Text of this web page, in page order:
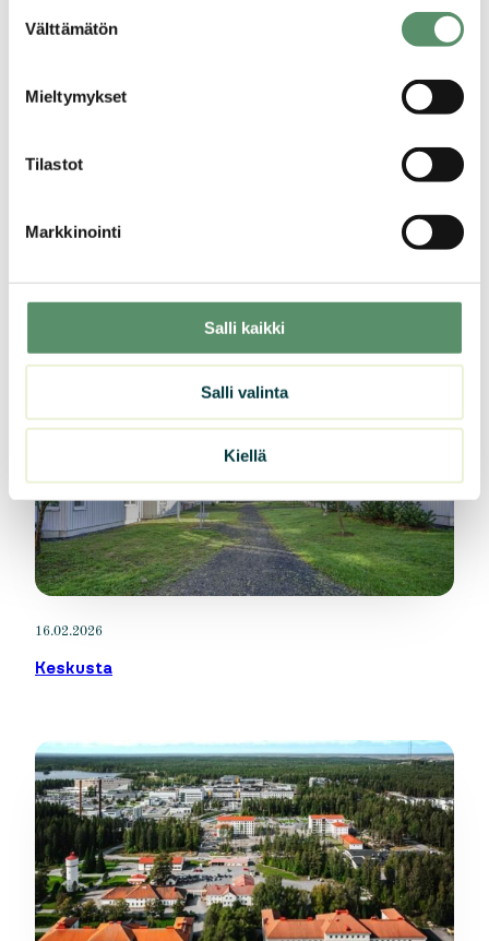
Evästeet >
valinta
Välttämätön
Mieltymykset
Tilastot
Markkinointi
Salli kaikki
Salli valinta
Kiellä
Uppa
16.02.2026
Keskusta